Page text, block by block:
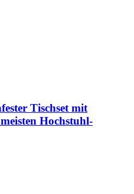
Tischset mit
Hochstuhl-